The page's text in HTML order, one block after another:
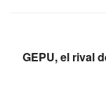
GEPU, el rival